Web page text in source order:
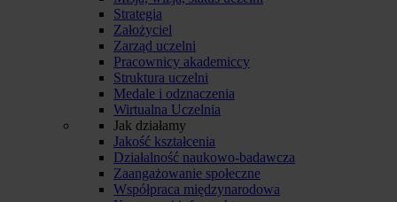
Strategia
Założyciel
Zarząd uczelni
Pracownicy akademiccy
Struktura uczelni
Medale i odznaczenia
Wirtualna Uczelnia
Jak działamy
Jakość kształcenia
Działalność naukowo-badawcza
Zaangażowanie społeczne
Współpraca międzynarodowa